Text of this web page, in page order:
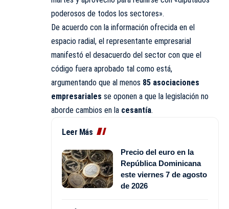
poderosos de todos los sectores».
De acuerdo con la información ofrecida en el
espacio radial, el representante empresarial
manifestó el desacuerdo del sector con que el
código fuera aprobado tal como está,
argumentando que al menos 85 asociaciones
empresariales se oponen a que la legislación no
aborde cambios en la cesantía.
Leer Más
Precio del euro en la
República Dominicana
este viernes 7 de agosto
de 2026